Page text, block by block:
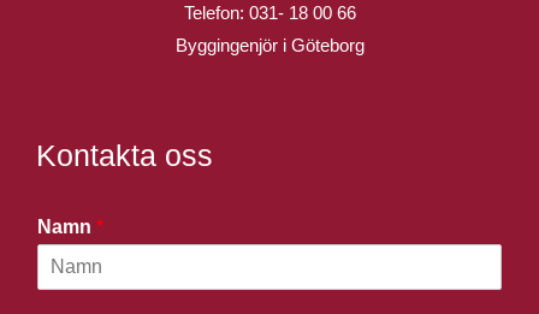
Telefon: 031- 18 00 66
Byggingenjör i Göteborg
Kontakta oss
Namn *